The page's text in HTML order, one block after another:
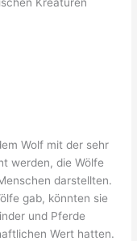
Kreaturen
Wolf mit der sehr
werden, die Wölfe
darstellten.
gab, könnten sie
und Pferde
Wert hatten.